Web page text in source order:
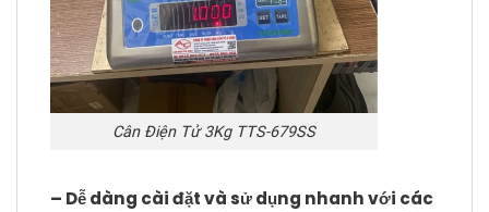
Cân Điện Tử 3Kg TTS-679SS
– Dễ dàng cài đặt và sử dụng nhanh với các